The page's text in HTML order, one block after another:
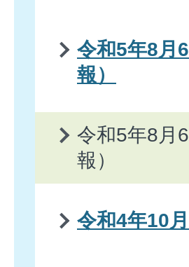
令和5年8月
報）
令和5年8月
報）
令和4年10